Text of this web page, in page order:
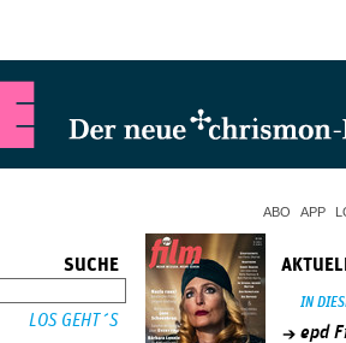
ABO APP
SUCHE
IN
epd